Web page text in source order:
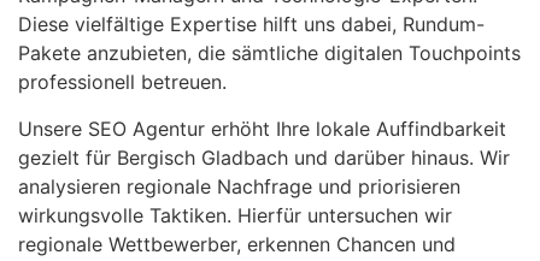
Diese vielfältige Expertise hilft uns dabei, Rundum-
Pakete anzubieten, die sämtliche digitalen Touchpoints
professionell betreuen.
Unsere SEO Agentur erhöht Ihre lokale Auffindbarkeit
gezielt für Bergisch Gladbach und darüber hinaus. Wir
analysieren regionale Nachfrage und priorisieren
wirkungsvolle Taktiken. Hierfür untersuchen wir
regionale Wettbewerber, erkennen Chancen und